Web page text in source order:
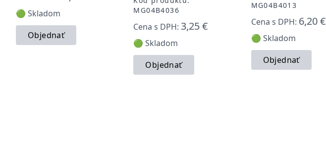
🟢 Skladom
Objednať
MG04B4036
Cena s DPH: 3,25 €
🟢 Skladom
Objednať
MG04B4013
Cena s DPH: 6,20 €
🟢 Skladom
Objednať